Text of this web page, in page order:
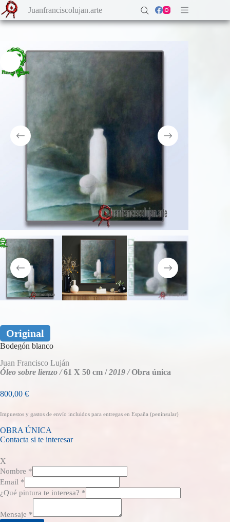
Saltar
al
contenido
Juanfranciscolujan.arte
Original
Bodegón blanco
Juan Francisco Luján
Óleo sobre lienzo / 61 X 50 cm / 2019 /Obra única
800,00 €
Impuestos y gastos de envío incluidos para entregas en España (peninsular)
OBRA ÚNICA
Contacta si te interesar
X
Nombre *
Email *
¿Qué pintura te interesa? *
Mensaje *